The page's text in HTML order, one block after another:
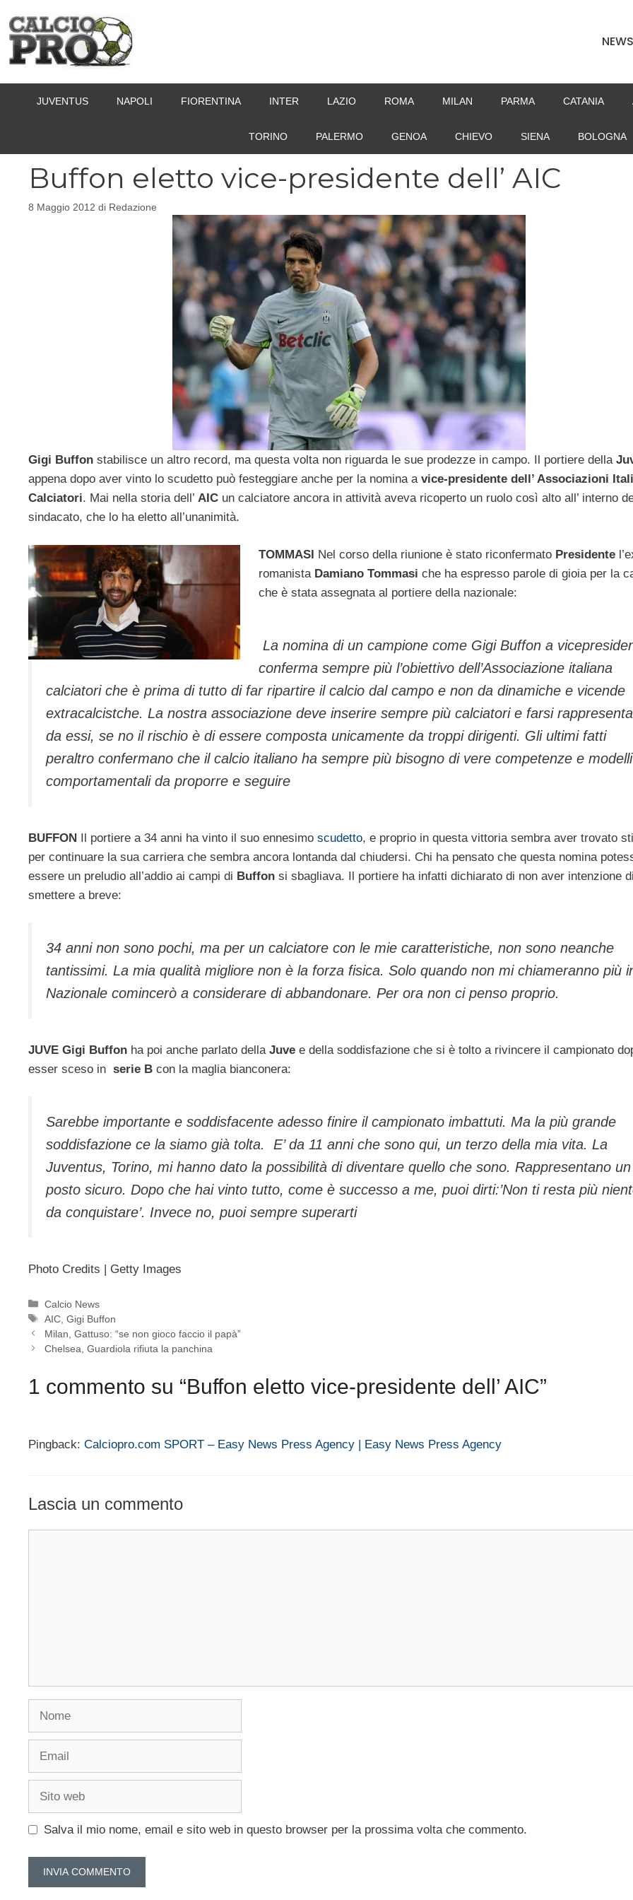
contenuto
NEWS
JUVENTUS NAPOLI FIORENTINA INTER LAZIO ROMA MILAN PARMA CATANIA
TORINO PALERMO GENOA CHIEVO SIENA BOLOGNA
Buffon eletto vice-presidente dell’ AIC
8 Maggio 2012 di Redazione
Gigi Buffon stabilisce un altro record, ma questa volta non riguarda le sue prodezze in campo. Il portiere della
appena dopo aver vinto lo scudetto può festeggiare anche per la nomina a vice-presidente dell’ Associazioni
Calciatori. Mai nella storia dell’ AIC un calciatore ancora in attività aveva ricoperto un ruolo così alto all’ interno
sindacato, che lo ha eletto all’unanimità.
TOMMASI Nel corso della riunione è stato riconfermato Presidente
romanista Damiano Tommasi che ha espresso parole di gioia per la
che è stata assegnata al portiere della nazionale:
La nomina di un campione come Gigi Buffon a
conferma sempre più l’obiettivo dell’Associazione italiana
calciatori che è prima di tutto di far ripartire il calcio dal campo e non da dinamiche e vicende
extracalcistche. La nostra associazione deve inserire sempre più calciatori e farsi
da essi, se no il rischio è di essere composta unicamente da troppi dirigenti. Gli ultimi fatti
peraltro confermano che il calcio italiano ha sempre più bisogno di vere competenze e modelli
comportamentali da proporre e seguire
BUFFON Il portiere a 34 anni ha vinto il suo ennesimo scudetto, e proprio in questa vittoria sembra aver trovato
per continuare la sua carriera che sembra ancora lontanda dal chiudersi. Chi ha pensato che questa nomina
essere un preludio all’addio ai campi di Buffon si sbagliava. Il portiere ha infatti dichiarato di non aver intenzione di
smettere a breve:
34 anni non sono pochi, ma per un calciatore con le mie caratteristiche, non sono neanche
tantissimi. La mia qualità migliore non è la forza fisica. Solo quando non mi chiameranno più
Nazionale comincerò a considerare di abbandonare. Per ora non ci penso proprio.
JUVE Gigi Buffon ha poi anche parlato della Juve e della soddisfazione che si è tolto a rivincere il campionato
esser sceso in serie B con la maglia bianconera:
Sarebbe importante e soddisfacente adesso finire il campionato imbattuti. Ma la più grande
soddisfazione ce la siamo già tolta. E’ da 11 anni che sono qui, un terzo della mia vita. La
Juventus, Torino, mi hanno dato la possibilità di diventare quello che sono. Rappresentano un
posto sicuro. Dopo che hai vinto tutto, come è successo a me, puoi dirti:’Non ti resta più
da conquistare’. Invece no, puoi sempre superarti
Photo Credits | Getty Images
Categorie
Calcio News
Tag
AIC ,Gigi Buffon
Milan, Gattuso: “se non gioco faccio il papà”
Chelsea, Guardiola rifiuta la panchina
1 commento su “Buffon eletto vice-presidente dell’ AIC”
Pingback: Calciopro.com SPORT – Easy News Press Agency | Easy News Press Agency
Lascia un commento
Salva il mio nome, email e sito web in questo browser per la prossima volta che commento.